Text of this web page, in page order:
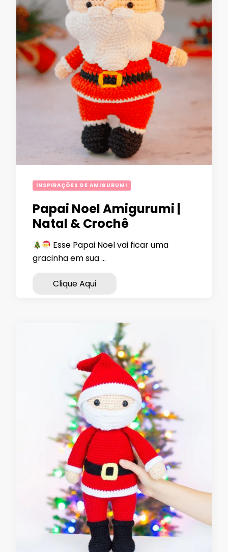
INSPIRAÇÕES DE AMIGURUMI
Papai Noel Amigurumi |
Natal & Crochê
Esse Papai Noel vai ficar uma
gracinha em sua …
Clique Aqui